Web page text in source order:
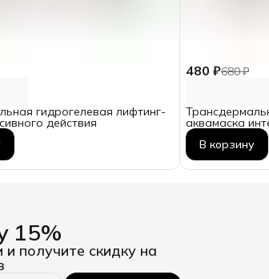
гидрогелевая лифтинг-
действия
480 ₽680 ₽
аквамаска
В корзину
15%
получите скидку на